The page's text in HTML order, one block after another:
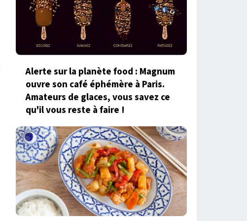
Alerte sur la planète food : Magnum
ouvre son café éphémère à Paris.
Amateurs de glaces, vous savez ce
qu'il vous reste à faire !